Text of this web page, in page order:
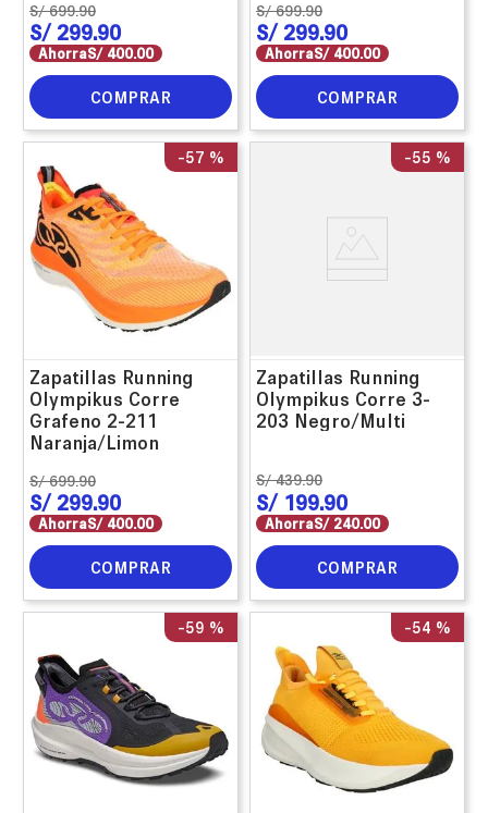
S/ 699.90
S/ 299.90
AhorraS/ 400.00
COMPRAR
S/ 699.90
S/ 299.90
AhorraS/ 400.00
COMPRAR
-57 %
Zapatillas Running
Olympikus Corre
Grafeno 2-211
Naranja/Limon
S/ 699.90
S/ 299.90
AhorraS/ 400.00
COMPRAR
-55 %
Zapatillas Running
Olympikus Corre 3-
203 Negro/Multi
S/ 439.90
S/ 199.90
AhorraS/ 240.00
COMPRAR
-59 % -54 %